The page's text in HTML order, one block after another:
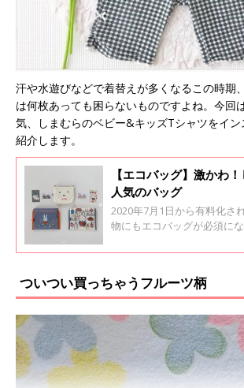
汗や水遊びなどで着替えが多くなるこの時期
は何枚あっても困らないものですよね。今回
気、しまむらのベビー&キッズTシャツをイ
紹介します。
【エコバッグ】激かわ
人気のバッグ
2020年7月1日から有料化さ
物にもエコバッグが必須に
ラムの投稿からご紹介しま
らラッキーかもしれません！
ついつい買っちゃうフルーツ柄